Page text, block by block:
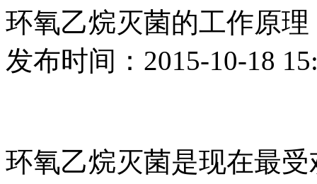
环氧乙烷灭菌的工作原理
发布时间：2015-10-18
环氧乙烷灭菌是现在最